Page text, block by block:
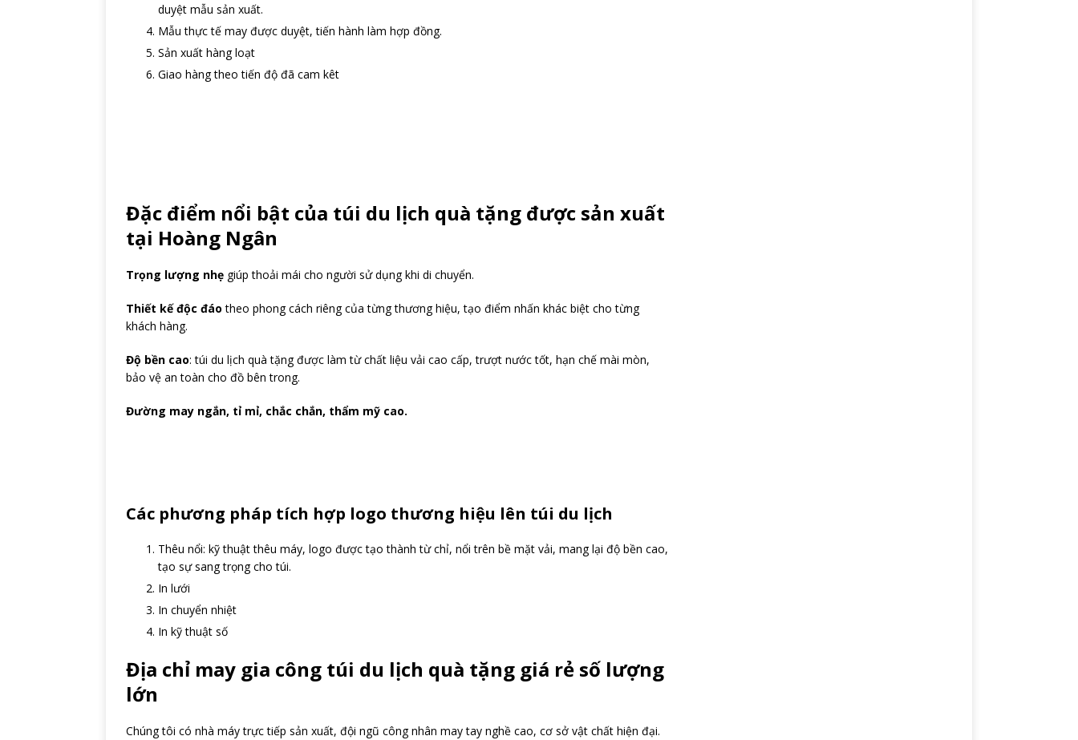
duyệt mẫu sản xuất.
Mẫu thực tế may được duyệt, tiến hành làm hợp đồng.
Sản xuất hàng loạt
Giao hàng theo tiến độ đã cam kêt
Đặc điểm nổi bật của túi du lịch quà tặng được sản xuất
tại Hoàng Ngân
Trọng lượng nhẹ giúp thoải mái cho người sử dụng khi di chuyển.
Thiết kế độc đáo theo phong cách riêng của từng thương hiệu, tạo điểm nhấn khác biệt cho từng
khách hàng.
Độ bền cao: túi du lịch quà tặng được làm từ chất liệu vải cao cấp, trượt nước tốt, hạn chế mài mòn,
bảo vệ an toàn cho đồ bên trong.
Đường may ngắn, tỉ mỉ, chắc chắn, thẩm mỹ cao.
Các phương pháp tích hợp logo thương hiệu lên túi du lịch
Thêu nổi: kỹ thuật thêu máy, logo được tạo thành từ chỉ, nổi trên bề mặt vải, mang lại độ bền cao,
tạo sự sang trọng cho túi.
In lưới
In chuyển nhiệt
In kỹ thuật số
Địa chỉ may gia công túi du lịch quà tặng giá rẻ số lượng
lớn
Chúng tôi có nhà máy trực tiếp sản xuất, đội ngũ công nhân may tay nghề cao, cơ sở vật chất hiện đại.